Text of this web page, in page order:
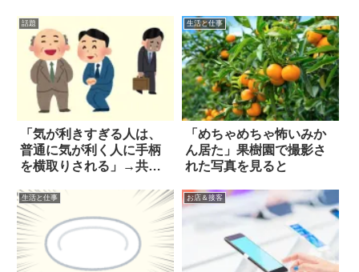
話題
「気が利きすぎる人は、
普通に気が利く人に手柄
を横取りされる」→共感
生活と仕事
「めちゃめちゃ怖いみか
ん居た」果樹園で撮影さ
れた写真を見ると
生活と仕事 お店＆接客